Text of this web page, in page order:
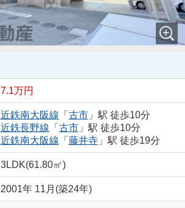
7.1万円
近鉄南大阪線 「 古市」駅 徒歩10分
近鉄長野線 「 古市」駅 徒歩10分
近鉄南大阪線 「 藤井寺」駅 徒歩19分
3LDK(61.80㎡)
2001年 11月(築24年)